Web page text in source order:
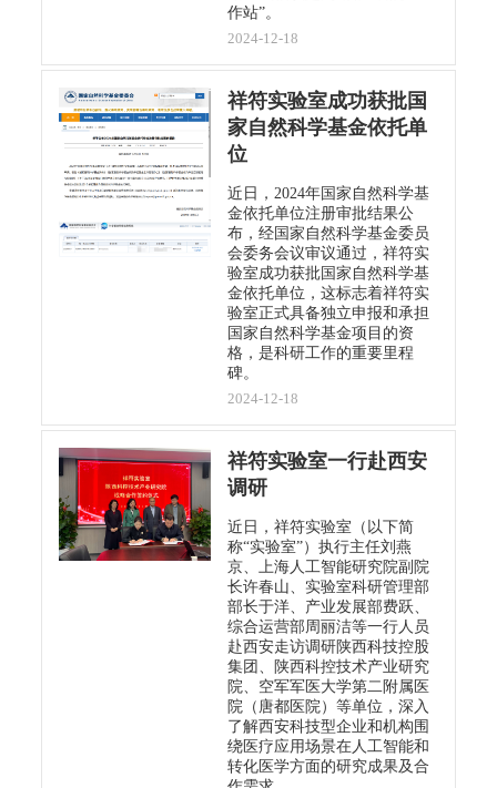
作站”。
2024-12-18
祥符实验室成功获批国
家自然科学基金依托单
位
近日，2024年国家自然科学基
金依托单位注册审批结果公
布，经国家自然科学基金委员
会委务会议审议通过，祥符实
验室成功获批国家自然科学基
金依托单位，这标志着祥符实
验室正式具备独立申报和承担
国家自然科学基金项目的资
格，是科研工作的重要里程
碑。
2024-12-18
祥符实验室一行赴西安
调研
近日，祥符实验室（以下简
称“实验室”）执行主任刘燕
京、上海人工智能研究院副院
长许春山、实验室科研管理部
部长于洋、产业发展部费跃、
综合运营部周丽洁等一行人员
赴西安走访调研陕西科技控股
集团、陕西科控技术产业研究
院、空军军医大学第二附属医
院（唐都医院）等单位，深入
了解西安科技型企业和机构围
绕医疗应用场景在人工智能和
转化医学方面的研究成果及合